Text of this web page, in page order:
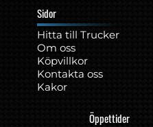
Sidor
Hitta till Trucker
Om oss
Köpvillkor
Kontakta oss
Kakor
Öppettider